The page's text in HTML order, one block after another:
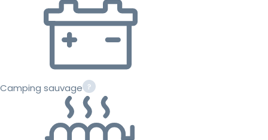
Camping sauvage